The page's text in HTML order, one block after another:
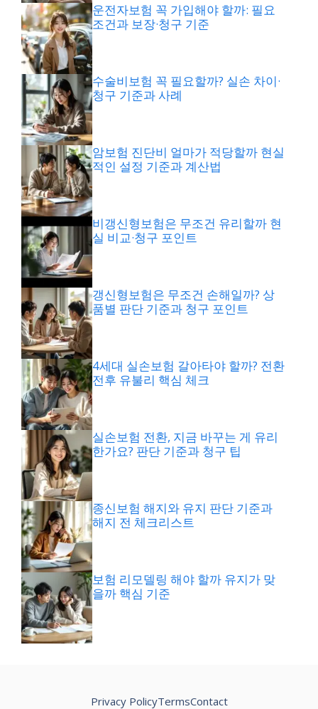
운전자보험 꼭 가입해야 할까: 필요
조건과 보장·청구 기준
수술비보험 꼭 필요할까? 실손 차이·
청구 기준과 사례
암보험 진단비 얼마가 적당할까 현실
적인 설정 기준과 계산법
비갱신형보험은 무조건 유리할까 현
실 비교·청구 포인트
갱신형보험은 무조건 손해일까? 상
품별 판단 기준과 청구 포인트
4세대 실손보험 갈아타야 할까? 전환
전후 유불리 핵심 체크
실손보험 전환, 지금 바꾸는 게 유리
한가요? 판단 기준과 청구 팁
종신보험 해지와 유지 판단 기준과
해지 전 체크리스트
보험 리모델링 해야 할까 유지가 맞
을까 핵심 기준
Privacy PolicyTermsContact